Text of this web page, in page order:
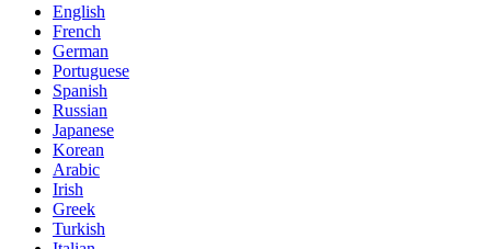
English
French
German
Portuguese
Spanish
Russian
Japanese
Korean
Arabic
Irish
Greek
Turkish